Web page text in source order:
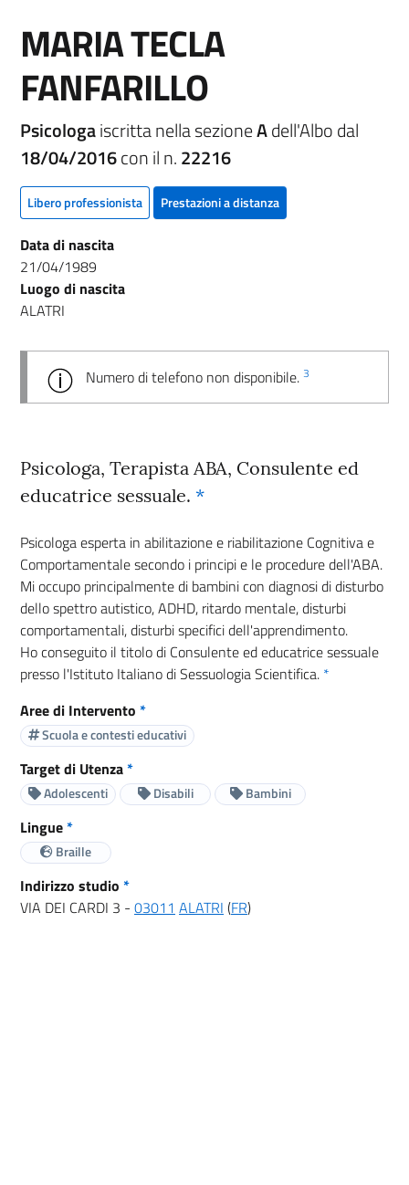
MARIA TECLA
FANFARILLO
Psicologaiscritta nella sezioneAdell'Albo dal
18/04/2016con il n.22216
Libero professionista Prestazioni a distanza
Data di nascita
21/04/1989
Luogo di nascita
ALATRI
Numero di telefono non disponibile. 3
Psicologa, Terapista ABA, Consulente ed
educatrice sessuale. *
Psicologa esperta in abilitazione e riabilitazione Cognitiva e
Comportamentale secondo i principi e le procedure dell'ABA.
Mi occupo principalmente di bambini con diagnosi di disturbo
dello spettro autistico, ADHD, ritardo mentale, disturbi
comportamentali, disturbi specifici dell'apprendimento.
Ho conseguito il titolo di Consulente ed educatrice sessuale
presso l'Istituto Italiano di Sessuologia Scientifica. *
Aree di Intervento *
Scuola e contesti educativi
Target di Utenza*
Adolescenti Disabili Bambini
Lingue*
Braille
Indirizzo studio *
VIA DEI CARDI 3 - 03011 ALATRI (FR)